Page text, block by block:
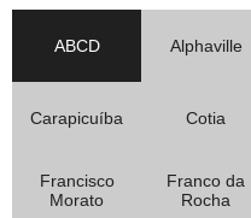
ABCD Alphaville
Carapicuíba Cotia
Francisco
Morato
Franco da
Rocha